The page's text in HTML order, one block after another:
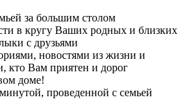
за большим столом
в кругу Ваших родных и близких
с друзьями
новостями из жизни и
кто Вам приятен и дорог
доме!
проведенной с семьей